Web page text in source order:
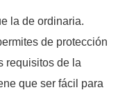
la de ordinaria.
de protección
requisitos de la
que ser fácil para